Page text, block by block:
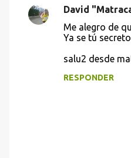
David
Me alegro de
Ya se tú
salu2 desde
RESPONDER